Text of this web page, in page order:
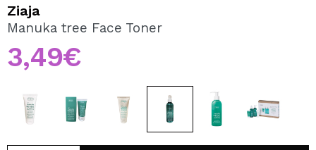
REGISTRIEREN
Durch die Erstellung eines Kontos bei Maquillalia.de
können Sie Ihre Einkäufe schnell tätigen, den Status Ihrer
Ziaja
Manuka tree Face Toner
3,49€